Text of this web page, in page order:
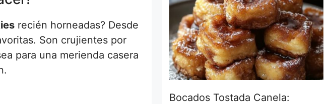
recién horneadas? Desde
Son crujientes por
para una merienda casera
Bocados Tostada Canela: